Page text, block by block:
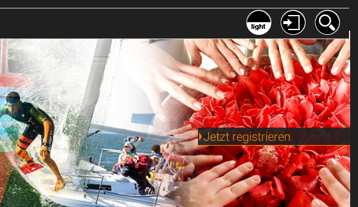
Jetzt registrieren